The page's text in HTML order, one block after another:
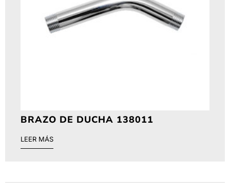
BRAZO DE DUCHA 138011
LEER MÁS